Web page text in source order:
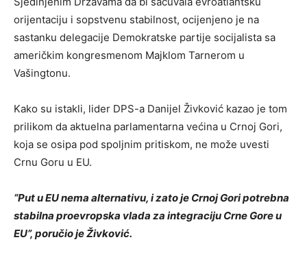
orijentaciju i sopstvenu stabilnost, ocijenjeno je na
sastanku delegacije Demokratske partije socijalista sa
američkim kongresmenom Majklom Tarnerom u
Vašingtonu.
Kako su istakli, lider DPS-a Danijel Živković kazao je tom
prilikom da aktuelna parlamentarna većina u Crnoj Gori,
koja se osipa pod spoljnim pritiskom, ne može uvesti
Crnu Goru u EU.
“Put u EU nema alternativu, i zato je Crnoj Gori potrebna
stabilna proevropska vlada za integraciju Crne Gore u
EU”, poručio je Živković.